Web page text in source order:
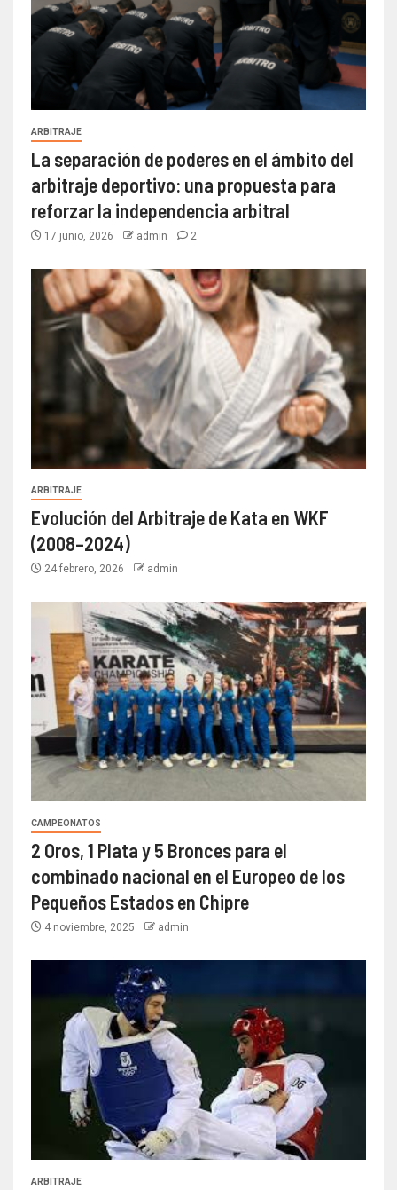
ARBITRAJE
La separación de poderes en el ámbito del
arbitraje deportivo: una propuesta para
reforzar la independencia arbitral
17 junio, 2026 admin 2
ARBITRAJE
Evolución del Arbitraje de Kata en WKF
(2008–2024)
24 febrero, 2026 admin
CAMPEONATOS
2 Oros, 1 Plata y 5 Bronces para el
combinado nacional en el Europeo de los
Pequeños Estados en Chipre
4 noviembre, 2025 admin
ARBITRAJE